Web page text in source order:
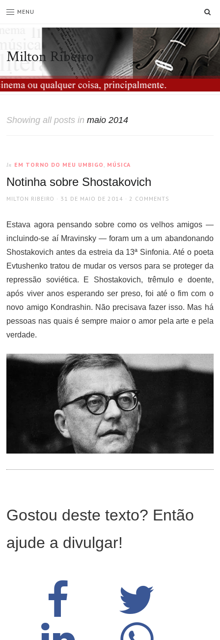
MENU
Milton Ribeiro
Showing all posts inmaio 2014
In EM TORNO DO MEU UMBIGO , MÚSICA
Notinha sobre Shostakovich
AUTHOR
MILTON RIBEIRO
POSTED
31 DE MAIO DE 2014 2 COMMENTS
Estava agora pensando sobre como os velhos amigos —
incluindo-se aí Mravinsky — foram um a um abandonando
Shostakovich antes da estreia da 13ª Sinfonia. Até o poeta
Evtushenko tratou de mudar os versos para se proteger da
repressão soviética. E Shostakovich, trêmulo e doente,
após viver anos esperando ser preso, foi até o fim com o
novo amigo Kondrashin. Não precisava fazer isso. Mas há
pessoas nas quais é sempre maior o amor pela arte e pela
verdade.
Gostou deste texto? Então
ajude a divulgar!